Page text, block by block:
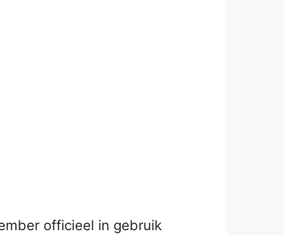
officieel in gebruik